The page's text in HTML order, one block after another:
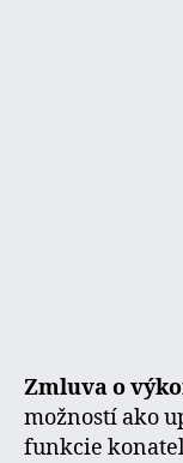
Zmluva o
možností ako
funkcie